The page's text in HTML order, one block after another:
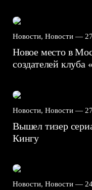
Новости, Новости —
Новое место в
создателей клуба
Новости, Новости —
Вышел тизер
Кингу
Новости, Новости —